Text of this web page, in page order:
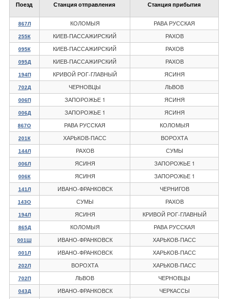
Поезд Станция отправления Станция прибытия
867Л КОЛОМЫЯ РАВА РУССКАЯ
255К КИЕВ-ПАССАЖИРСКИЙ РАХОВ
095К КИЕВ-ПАССАЖИРСКИЙ РАХОВ
095Д КИЕВ-ПАССАЖИРСКИЙ РАХОВ
194П КРИВОЙ РОГ-ГЛАВНЫЙ ЯСИНЯ
702Д ЧЕРНОВЦЫ ЛЬВОВ
006П ЗАПОРОЖЬЕ 1 ЯСИНЯ
006Д ЗАПОРОЖЬЕ 1 ЯСИНЯ
867О РАВА РУССКАЯ КОЛОМЫЯ
201К ХАРЬКОВ-ПАСС ВОРОХТА
144Л РАХОВ СУМЫ
006Л ЯСИНЯ ЗАПОРОЖЬЕ 1
006К ЯСИНЯ ЗАПОРОЖЬЕ 1
141Л ИВАНО-ФРАНКОВСК ЧЕРНИГОВ
143О СУМЫ РАХОВ
194Л ЯСИНЯ КРИВОЙ РОГ-ГЛАВНЫЙ
865Д КОЛОМЫЯ РАВА РУССКАЯ
001Ш ИВАНО-ФРАНКОВСК ХАРЬКОВ-ПАСС
001Л ИВАНО-ФРАНКОВСК ХАРЬКОВ-ПАСС
202Л ВОРОХТА ХАРЬКОВ-ПАСС
702П ЛЬВОВ ЧЕРНОВЦЫ
043Д ИВАНО-ФРАНКОВСК ЧЕРКАССЫ